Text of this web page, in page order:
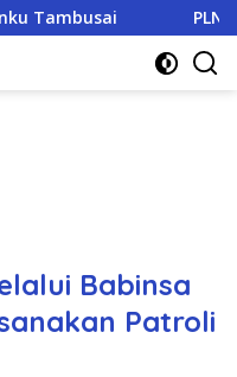
Kembali KWh
Babinsa
Patroli